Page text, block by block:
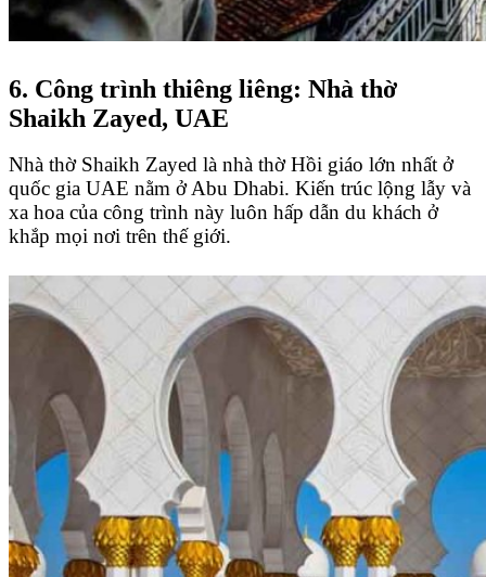
6. Công trình thiêng liêng: Nhà thờ
Shaikh Zayed, UAE
Nhà thờ Shaikh Zayed là nhà thờ Hồi giáo lớn nhất ở
quốc gia UAE nằm ở Abu Dhabi. Kiến trúc lộng lẫy và
xa hoa của công trình này luôn hấp dẫn du khách ở
khắp mọi nơi trên thế giới.